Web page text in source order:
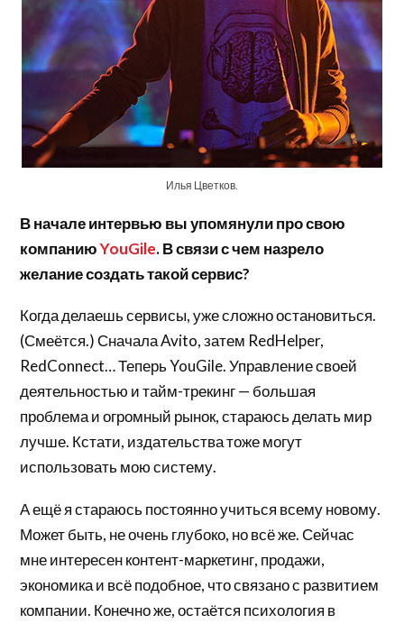
Илья Цветков.
В начале интервью вы упомянули про свою
компаниюYouGile. В связи с чем назрело
желание создать такой сервис?
Когда делаешь сервисы, уже сложно остановиться.
(Смеётся.) Сначала Avito, затем RedHelper,
RedConnect… Теперь YouGile. Управление своей
деятельностью и тайм-трекинг — большая
проблема и огромный рынок, стараюсь делать мир
лучше. Кстати, издательства тоже могут
использовать мою систему.
А ещё я стараюсь постоянно учиться всему новому.
Может быть, не очень глубоко, но всё же. Сейчас
мне интересен контент-маркетинг, продажи,
экономика и всё подобное, что связано с развитием
компании. Конечно же, остаётся психология в